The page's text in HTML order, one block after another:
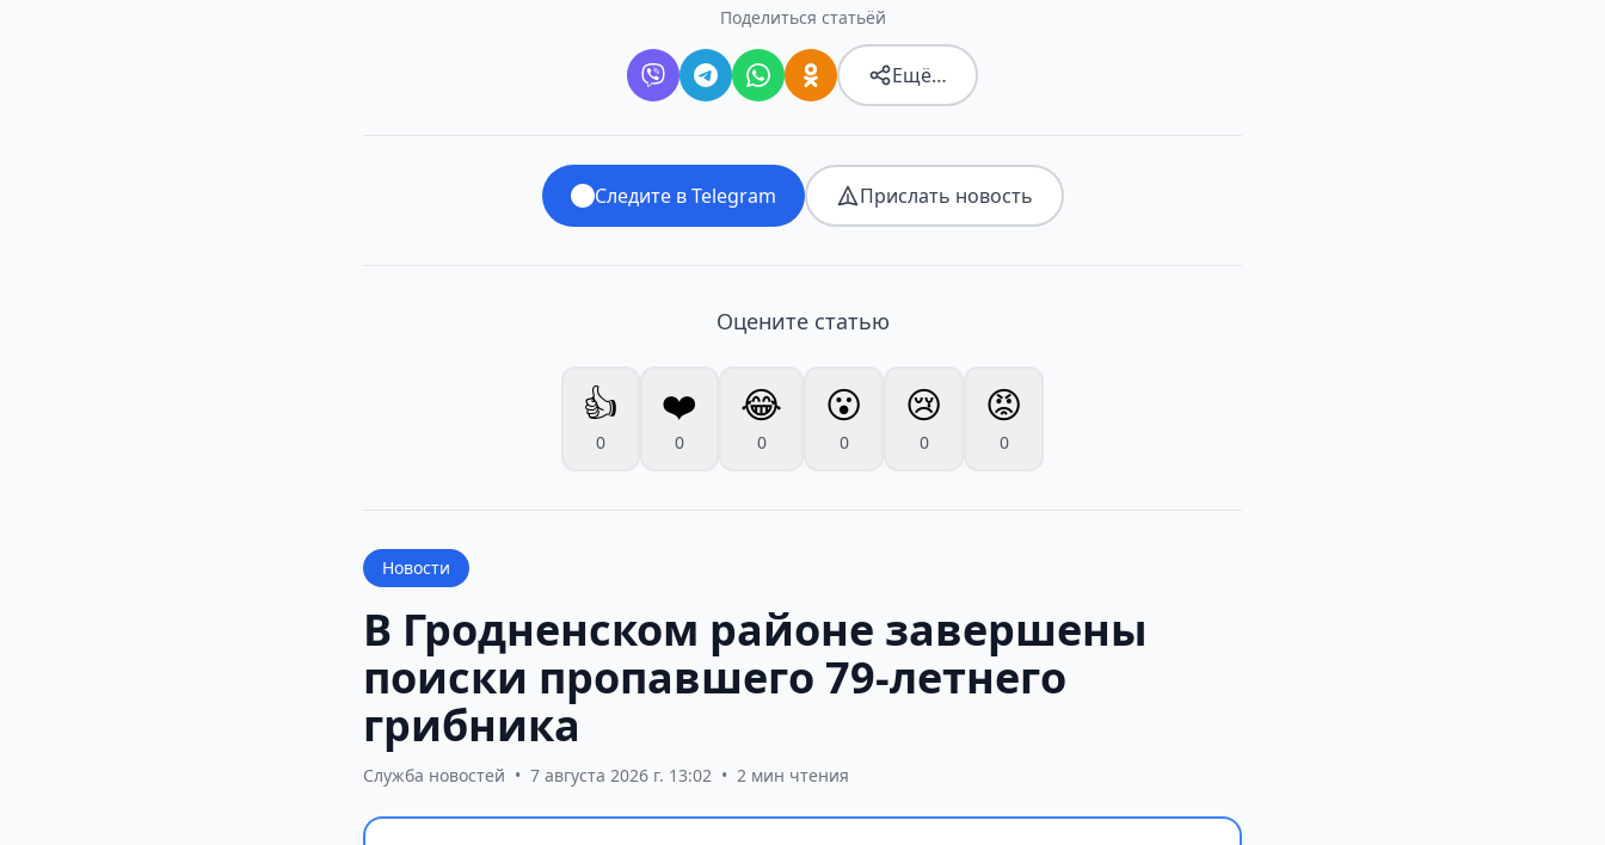
Поделиться статьёй
Ещё…
Следите в Telegram Прислать новость
Оцените статью
👍
0
❤️
0
😂
0
😮
0
😢
0
😡
0
Новости
В Гродненском районе завершены
поиски пропавшего 79-летнего
грибника
Служба новостей • 7 августа 2026 г. 13:02 • 2 мин чтения